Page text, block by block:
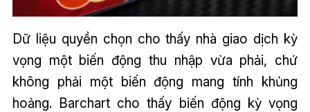
Dữ liệu quyền chọn cho thấy nhà giao dịch kỳ
vọng một biến động thu nhập vừa phải, chứ
không phải một biến động mang tính khủng
hoảng. Barchart cho thấy biến động kỳ vọng